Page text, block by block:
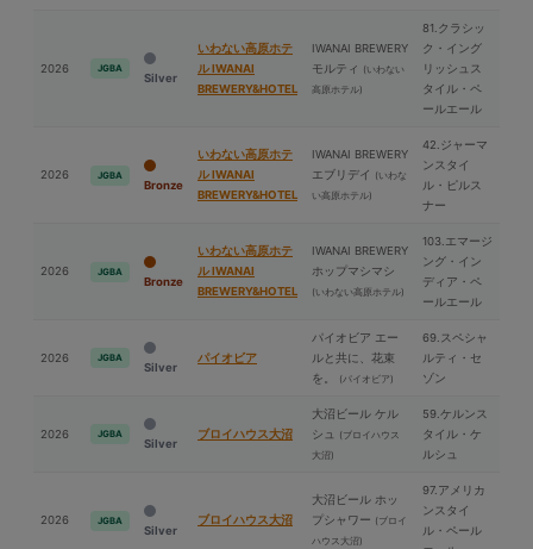
2026 JGBA
Silver
いわない高原ホテ
ル IWANAI
BREWERY&HOTEL
IWANAI BREWERY
モルティ (いわない
高原ホテル)
81.クラシッ
ク・イング
リッシュス
タイル・ペ
ールエール
2026 JGBA
Bronze
いわない高原ホテ
ル IWANAI
BREWERY&HOTEL
IWANAI BREWERY
エブリデイ (いわな
い高原ホテル)
42.ジャーマ
ンスタイ
ル・ピルス
ナー
2026 JGBA
Bronze
いわない高原ホテ
ル IWANAI
BREWERY&HOTEL
IWANAI BREWERY
ホップマシマシ
(いわない高原ホテル)
103.エマージ
ング・イン
ディア・ペ
ールエール
2026 JGBA
Silver
パイオビア
パイオビア エー
ルと共に、花束
を。
(パイオビア)
69.スペシャ
ルティ・セ
ゾン
2026 JGBA
Silver
ブロイハウス⼤沼
⼤沼ビール ケル
シュ
(ブロイハウス
⼤沼)
59.ケルンス
タイル・ケ
ルシュ
2026 JGBA
Silver
ブロイハウス⼤沼
⼤沼ビール ホッ
プシャワー (ブロイ
ハウス⼤沼)
97.アメリカ
ンスタイ
ル・ペール